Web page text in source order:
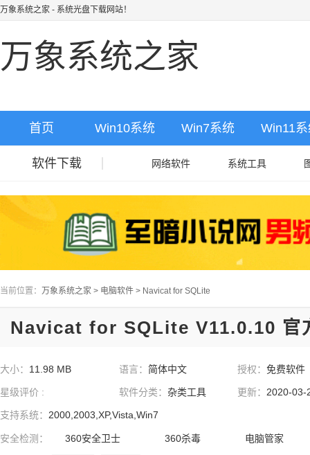
万象系统之家 - 系统光盘下载网站！
万象系统之家
首页 Win10系统 Win7系统 Win11
软件下载 网络软件 系统工具
当前位置： 万象系统之家 > 电脑软件 > Navicat for SQLite
Navicat for SQLite V11.0.10 官
大小： 11.98 MB 语言： 简体中文 授权：免费软件
星级评价 : 软件分类： 杂类工具 更新： 2020-03-
支持系统： 2000,2003,XP,Vista,Win7
安全检测： 360安全卫士 360杀毒 电脑管家